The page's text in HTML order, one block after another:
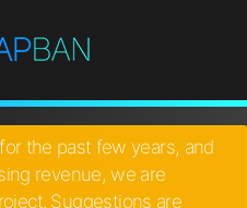
the past few years, and
revenue, we are
Suggestions are